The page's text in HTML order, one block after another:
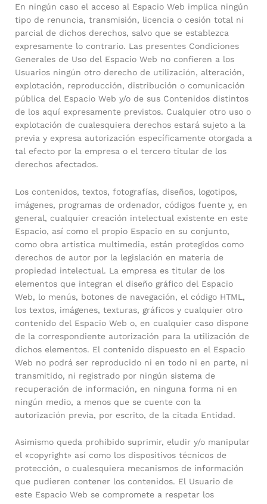
En ningún caso el acceso al Espacio Web implica ningún
tipo de renuncia, transmisión, licencia o cesión total ni
parcial de dichos derechos, salvo que se establezca
expresamente lo contrario. Las presentes Condiciones
Generales de Uso del Espacio Web no confieren a los
Usuarios ningún otro derecho de utilización, alteración,
explotación, reproducción, distribución o comunicación
pública del Espacio Web y/o de sus Contenidos distintos
de los aquí expresamente previstos. Cualquier otro uso o
explotación de cualesquiera derechos estará sujeto a la
previa y expresa autorización específicamente otorgada a
tal efecto por la empresa o el tercero titular de los
derechos afectados.
Los contenidos, textos, fotografías, diseños, logotipos,
imágenes, programas de ordenador, códigos fuente y, en
general, cualquier creación intelectual existente en este
Espacio, así como el propio Espacio en su conjunto,
como obra artística multimedia, están protegidos como
derechos de autor por la legislación en materia de
propiedad intelectual. La empresa es titular de los
elementos que integran el diseño gráfico del Espacio
Web, lo menús, botones de navegación, el código HTML,
los textos, imágenes, texturas, gráficos y cualquier otro
contenido del Espacio Web o, en cualquier caso dispone
de la correspondiente autorización para la utilización de
dichos elementos. El contenido dispuesto en el Espacio
Web no podrá ser reproducido ni en todo ni en parte, ni
transmitido, ni registrado por ningún sistema de
recuperación de información, en ninguna forma ni en
ningún medio, a menos que se cuente con la
autorización previa, por escrito, de la citada Entidad.
Asimismo queda prohibido suprimir, eludir y/o manipular
el «copyright» así como los dispositivos técnicos de
protección, o cualesquiera mecanismos de información
que pudieren contener los contenidos. El Usuario de
este Espacio Web se compromete a respetar los